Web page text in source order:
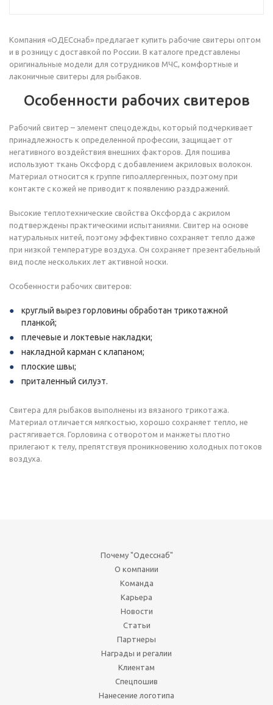
Компания «ОДЕСснаб» предлагает купить рабочие свитеры оптом
и в розницу с доставкой по России. В каталоге представлены
оригинальные модели для сотрудников МЧС, комфортные и
лаконичные свитеры для рыбаков.
Особенности рабочих свитеров
Рабочий свитер – элемент спецодежды, который подчеркивает
принадлежность к определенной профессии, защищает от
негативного воздействия внешних факторов. Для пошива
используют ткань Оксфорд с добавлением акриловых волокон.
Материал относится к группе гипоаллергенных, поэтому при
контакте с кожей не приводит к появлению раздражений.
Высокие теплотехнические свойства Оксфорда с акрилом
подтверждены практическими испытаниями. Свитер на основе
натуральных нитей, поэтому эффективно сохраняет тепло даже
при низкой температуре воздуха. Он сохраняет презентабельный
вид после нескольких лет активной носки.
Особенности рабочих свитеров:
круглый вырез горловины обработан трикотажной
планкой;
плечевые и локтевые накладки;
накладной карман с клапаном;
плоские швы;
приталенный силуэт.
Свитера для рыбаков выполнены из вязаного трикотажа.
Материал отличается мягкостью, хорошо сохраняет тепло, не
растягивается. Горловина с отворотом и манжеты плотно
прилегают к телу, препятствуя проникновению холодных потоков
воздуха.
Почему "Одесснаб"
О компании
Команда
Карьера
Новости
Статьи
Партнеры
Награды и регалии
Клиентам
Спецпошив
Нанесение логотипа